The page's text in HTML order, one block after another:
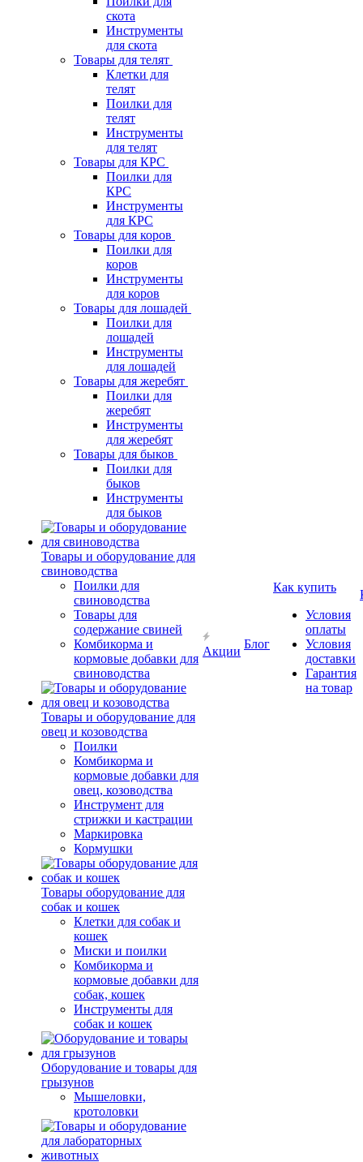
скота
Инструменты
для скота
Товары для телят
Клетки для
телят
Поилки для
телят
Инструменты
для телят
Товары для КРС
Поилки для
КРС
Инструменты
для КРС
Товары для коров
Поилки для
коров
Инструменты
для коров
Товары для лошадей
Поилки для
лошадей
Инструменты
для лошадей
Товары для жеребят
Поилки для
жеребят
Инструменты
для жеребят
Товары для быков
Поилки для
быков
Инструменты
для быков
Товары и оборудование для
свиноводства
Поилки для
свиноводства
Товары для
содержание свиней
Комбикорма и
кормовые добавки для
свиноводства
Товары и оборудование для
овец и козоводства
Поилки
Комбикорма и
кормовые добавки для
овец, козоводства
Инструмент для
стрижки и кастрации
Маркировка
Кормушки
Товары оборудование для
собак и кошек
Клетки для собак и
кошек
Миски и поилки
Комбикорма и
кормовые добавки для
собак, кошек
Инструменты для
собак и кошек
Оборудование и товары для
грызунов
Мышеловки,
кротоловки
Акции
Блог
Как купить
Условия
оплаты
Условия
доставки
Гарантия
на товар